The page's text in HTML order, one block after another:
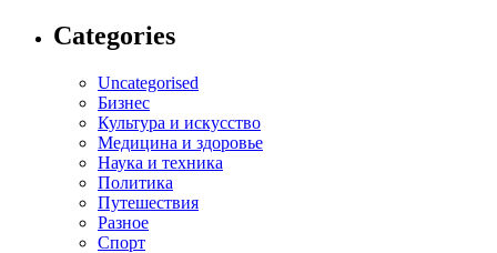
Categories
Uncategorised
Бизнес
Культура и искусство
Медицина и здоровье
Наука и техника
Политика
Путешествия
Разное
Спорт